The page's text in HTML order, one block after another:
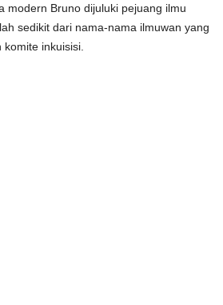
modern Bruno dijuluki pejuang ilmu
sedikit dari nama-nama ilmuwan yang
inkuisisi.